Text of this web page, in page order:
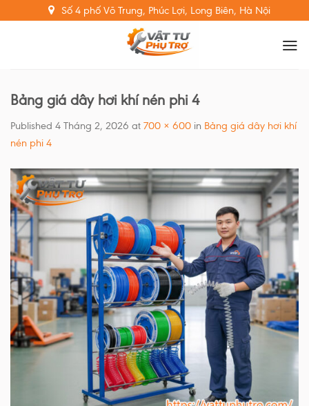
to
Số 4 phố Võ Trung, Phúc Lợi, Long Biên, Hà Nội
Bảng giá dây hơi khí nén phi 4
Published 4 Tháng 2, 2026 at 700 × 600 in Bảng giá dây hơi khí
nén phi 4